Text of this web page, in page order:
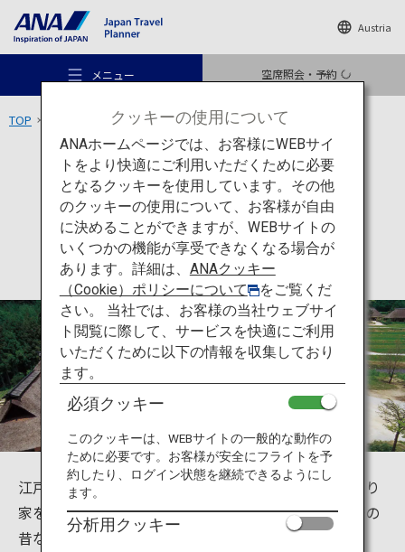
Austria
メニュー 空席照会・予約
おすすめの旅
旅のアイデア
行き先
旅のお役立ち情報
ANA サービス
TOP 遠野ふるさと村
体験 岩手
遠野ふるさと村
江戸中期から明治中期にかけて造られた茅葺屋根の曲り
家を移築し、小川や水車、田畑、炭焼き小屋など遠野の
昔ながらの風景を再現した施設です。
クッキーの使用について
ANAホームページでは、お客様にWEBサイ
トをより快適にご利用いただくために必要
となるクッキーを使用しています。その他
のクッキーの使用について、お客様が自由
に決めることができますが、WEBサイトの
いくつかの機能が享受できなくなる場合が
あります。詳細は、 ANAクッキー
（Cookie）ポリシーについて
をご覧くだ
さい。 当社では、お客様の当社ウェブサイ
ト閲覧に際して、サービスを快適にご利用
いただくために以下の情報を収集しており
ます。
必須クッキー
このクッキーは、WEBサイトの一般的な動作の
ために必要です。お客様が安全にフライトを予
約したり、ログイン状態を継続できるようにし
ます。
分析用クッキー